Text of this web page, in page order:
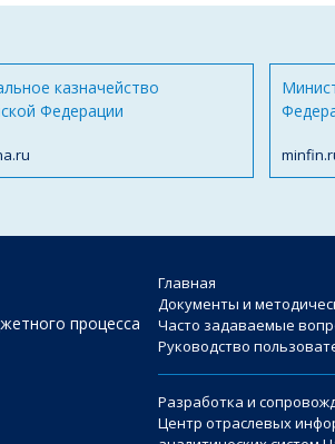
казначейство
Федерации
процесса
Главная
Документы и
Часто задаваемые
Руководство
Разработка и
Центр отраслевых